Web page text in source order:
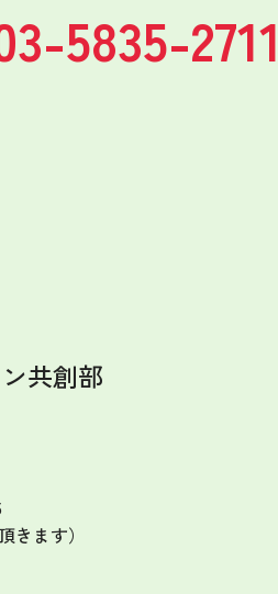
5835-2711
共創部
きます）